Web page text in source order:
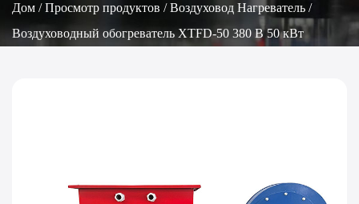
Дом /Просмотр продуктов /Воздуховод Нагреватель /
Воздуховодный обогреватель XTFD-50 380 В 50 кВт